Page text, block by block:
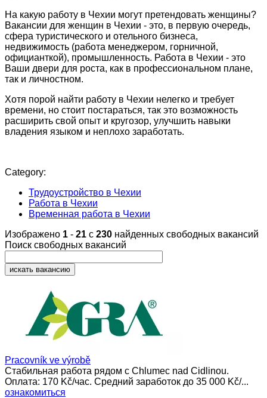
На какую работу в Чехии могут претендовать женщины?
Вакансии для женщин в Чехии - это, в первую очередь,
сфера туристического и отельного бизнеса,
недвижимость (работа менеджером, горничной,
официанткой), промышленность. Работа в Чехии - это
Ваши двери для роста, как в профессиональном плане,
так и личностном.
Хотя порой найти работу в Чехии нелегко и требует
времени, но стоит постараться, так это возможность
расширить свой опыт и кругозор, улучшить навыки
владения языком и неплохо заработать.
Category:
Трудоустройство в Чехии
Работа в Чехии
Временная работа в Чехии
Изображено 1 - 21 с 230 найденных свободных вакансий
Поиск свободных вакансий
Pracovník ve výrobě
Стабильная работа рядом с Chlumec nad Cidlinou.
Оплата: 170 Kč/час. Средний заработок до 35 000 Kč/...
ознакомиться